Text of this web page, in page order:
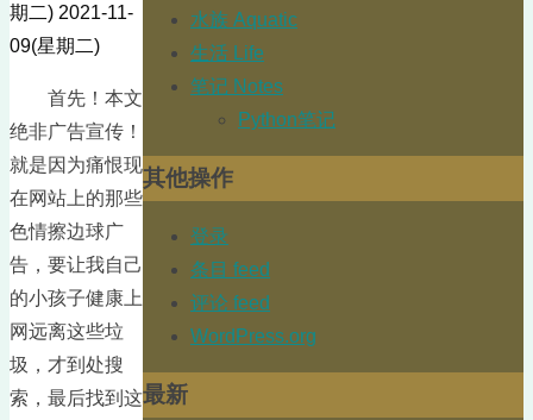
期二) 2021-11-
09(星期二)
首先！本文
绝非广告宣传！
就是因为痛恨现
在网站上的那些
色情擦边球广
告，要让我自己
的小孩子健康上
网远离这些垃
圾，才到处搜
索，最后找到这
水族 Aquatic
生活 Life
笔记 Notes
Python笔记
其他操作
登录
条目 feed
评论 feed
WordPress.org
最新